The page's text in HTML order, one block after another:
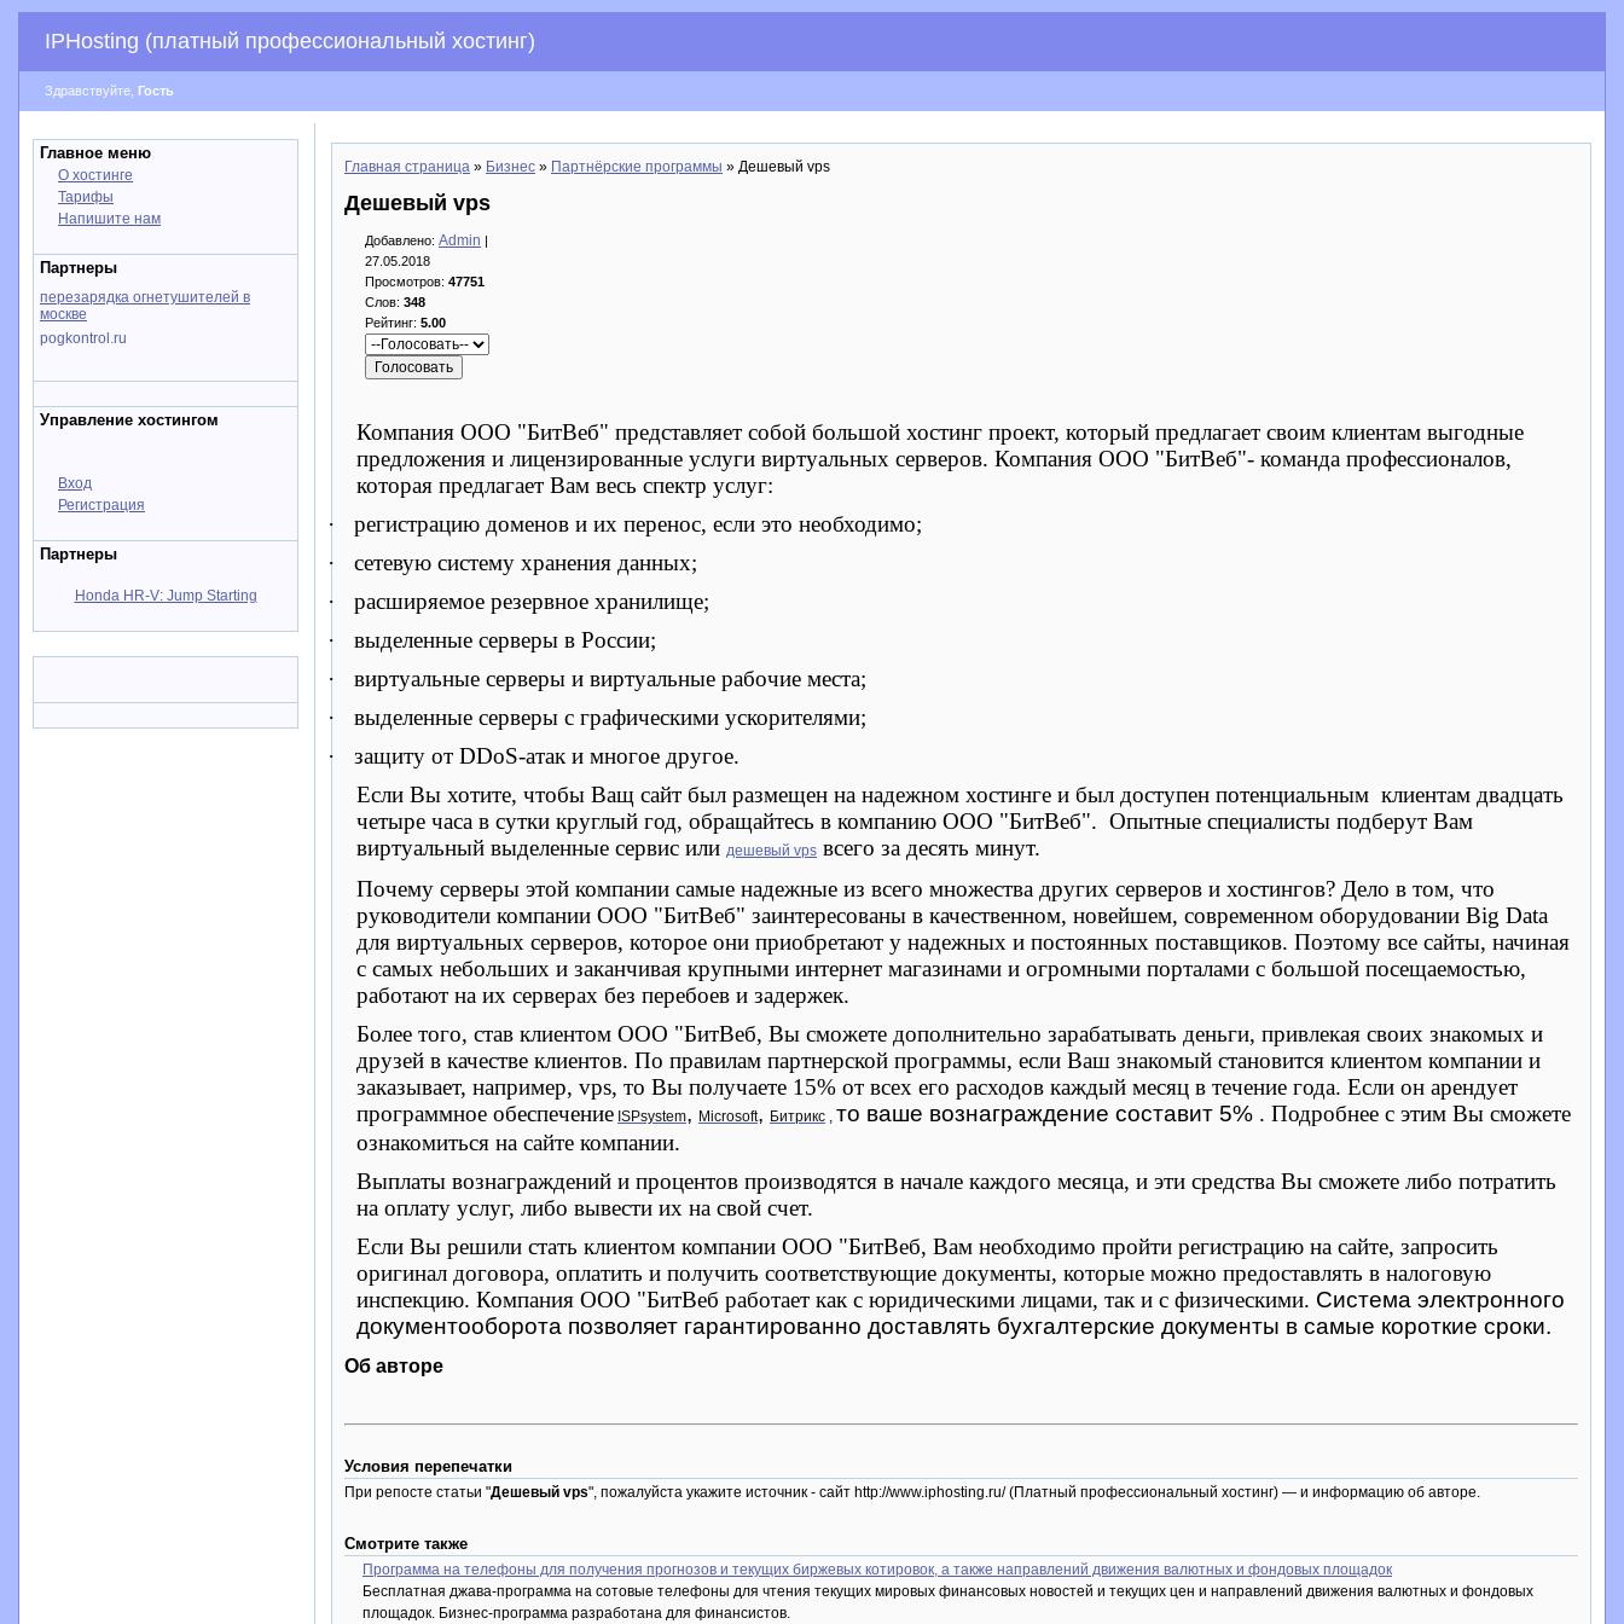
IPHosting (платный профессиональный хостинг)
Здравствуйте, Гость
Главное меню
О хостинге
Тарифы
Напишите нам
Партнеры
перезарядка огнетушителей в
москве
pogkontrol.ru
Управление хостингом
Вход
Регистрация
Партнеры
Honda HR-V: Jump Starting
Главная страница » Бизнес » Партнёрские программы » Дешевый vps
Дешевый vps
Добавлено: Admin |
27.05.2018
Просмотров: 47751
Слов: 348
Рейтинг: 5.00
Компания ООО "БитВеб" представляет собой большой хостинг проект, который предлагает своим клиентам выгодные
предложения и лицензированные услуги виртуальных серверов. Компания ООО "БитВеб"- команда профессионалов,
которая предлагает Вам весь спектр услуг:
·
регистрацию доменов и их перенос, если это необходимо;
·
сетевую систему хранения данных;
·
расширяемое резервное хранилище;
·
выделенные серверы в России;
·
виртуальные серверы и виртуальные рабочие места;
·
выделенные серверы с графическими ускорителями;
·
защиту от DDoS-атак и многое другое.
Если Вы хотите, чтобы Ващ сайт был размещен на надежном хостинге и был доступен потенциальным клиентам двадцать
четыре часа в сутки круглый год, обращайтесь в компанию ООО "БитВеб". Опытные специалисты подберут Вам
виртуальный выделенные сервис или дешевый vps всего за десять минут.
Почему серверы этой компании самые надежные из всего множества других серверов и хостингов? Дело в том, что
руководители компании ООО "БитВеб" заинтересованы в качественном, новейшем, современном оборудовании Big Data
для виртуальных серверов, которое они приобретают у надежных и постоянных поставщиков. Поэтому все сайты, начиная
с самых небольших и заканчивая крупными интернет магазинами и огромными порталами с большой посещаемостью,
работают на их серверах без перебоев и задержек.
Более того, став клиентом ООО "БитВеб, Вы сможете дополнительно зарабатывать деньги, привлекая своих знакомых и
друзей в качестве клиентов. По правилам партнерской программы, если Ваш знакомый становится клиентом компании и
заказывает, например, vps, то Вы получаете 15% от всех его расходов каждый месяц в течение года. Если он арендует
программное обеспечение ISPsystem, Microsoft, Битрикс , то ваше вознаграждение составит 5% . Подробнее с этим Вы сможете
ознакомиться на сайте компании.
Выплаты вознаграждений и процентов производятся в начале каждого месяца, и эти средства Вы сможете либо потратить
на оплату услуг, либо вывести их на свой счет.
Если Вы решили стать клиентом компании ООО "БитВеб, Вам необходимо пройти регистрацию на сайте, запросить
оригинал договора, оплатить и получить соответствующие документы, которые можно предоставлять в налоговую
инспекцию. Компания ООО "БитВеб работает как с юридическими лицами, так и с физическими. Система электронного
документооборота позволяет гарантированно доставлять бухгалтерские документы в самые короткие сроки.
Об авторе
Условия перепечатки
При репосте статьи "Дешевый vps", пожалуйста укажите источник - сайт http://www.iphosting.ru/ (Платный профессиональный хостинг) — и информацию об авторе.
Смотрите также
Программа на телефоны для получения прогнозов и текущих биржевых котировок, а также направлений движения валютных и фондовых площадок
Бесплатная джава-программа на сотовые телефоны для чтения текущих мировых финансовых новостей и текущих цен и направлений движения валютных и фондовых
площадок. Бизнес-программа разработана для финансистов.